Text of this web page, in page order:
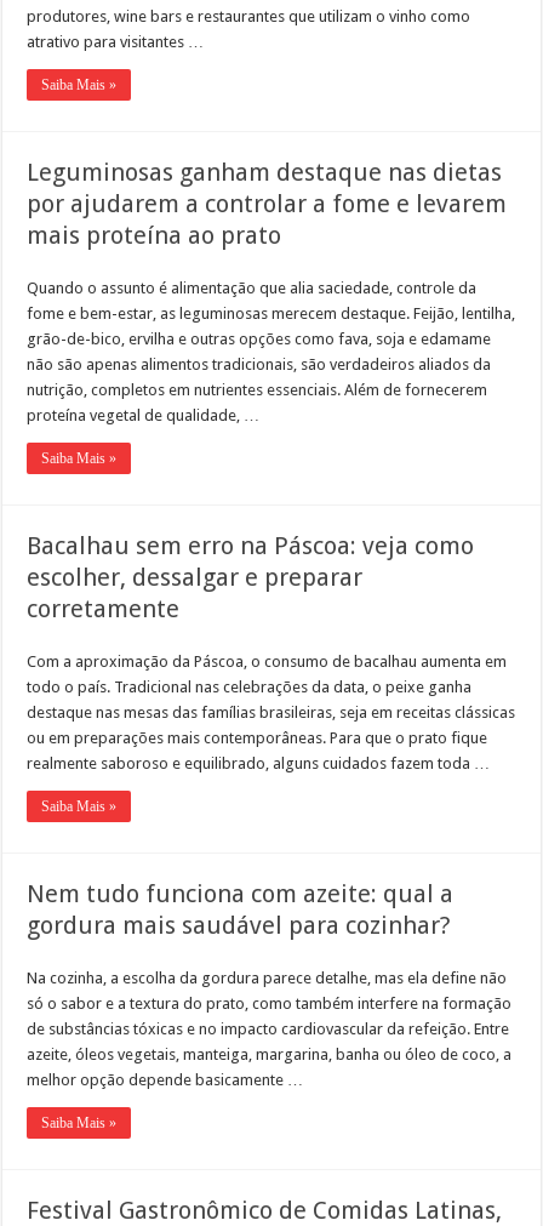
produtores, wine bars e restaurantes que utilizam o vinho como
atrativo para visitantes …
Saiba Mais »
Leguminosas ganham destaque nas dietas
por ajudarem a controlar a fome e levarem
mais proteína ao prato
Quando o assunto é alimentação que alia saciedade, controle da
fome e bem-estar, as leguminosas merecem destaque. Feijão, lentilha,
grão-de-bico, ervilha e outras opções como fava, soja e edamame
não são apenas alimentos tradicionais, são verdadeiros aliados da
nutrição, completos em nutrientes essenciais. Além de fornecerem
proteína vegetal de qualidade, …
Saiba Mais »
Bacalhau sem erro na Páscoa: veja como
escolher, dessalgar e preparar
corretamente
Com a aproximação da Páscoa, o consumo de bacalhau aumenta em
todo o país. Tradicional nas celebrações da data, o peixe ganha
destaque nas mesas das famílias brasileiras, seja em receitas clássicas
ou em preparações mais contemporâneas. Para que o prato fique
realmente saboroso e equilibrado, alguns cuidados fazem toda …
Saiba Mais »
Nem tudo funciona com azeite: qual a
gordura mais saudável para cozinhar?
Na cozinha, a escolha da gordura parece detalhe, mas ela define não
só o sabor e a textura do prato, como também interfere na formação
de substâncias tóxicas e no impacto cardiovascular da refeição. Entre
azeite, óleos vegetais, manteiga, margarina, banha ou óleo de coco, a
melhor opção depende basicamente …
Saiba Mais »
Festival Gastronômico de Comidas Latinas,